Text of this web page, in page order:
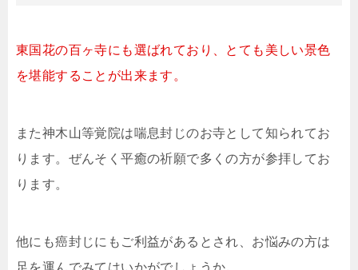
東国花の百ヶ寺にも選ばれており、とても美しい景色
を堪能することが出来ます。
また神木山等覚院は喘息封じのお寺として知られてお
ります。ぜんそく平癒の祈願で多くの方が参拝してお
ります。
他にも癌封じにもご利益があるとされ、お悩みの方は
足を運んでみてはいかがでしょうか。